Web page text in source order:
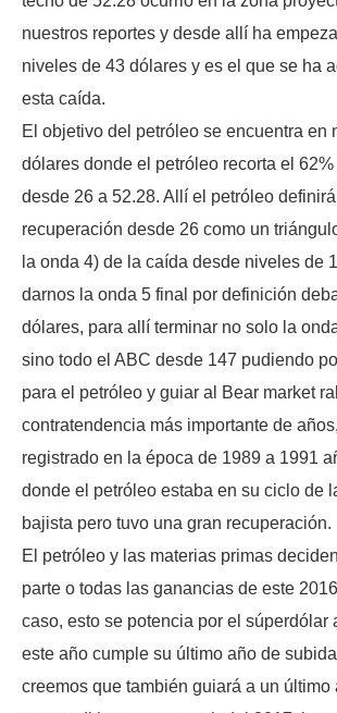
nuestros reportes y desde allí ha
niveles de 43 dólares y es el que se ha
esta caída.
El objetivo del petróleo se encuentra en
dólares donde el petróleo recorta el
desde 26 a 52.28. Allí el petróleo
recuperación desde 26 como un
la onda 4) de la caída desde niveles de
darnos la onda 5 final por definición
dólares, para allí terminar no solo la
sino todo el ABC desde 147 pudiendo
para el petróleo y guiar al Bear market
contratendencia más importante de
registrado en la época de 1989 a 1991
donde el petróleo estaba en su ciclo de
bajista pero tuvo una gran recuperación.
El petróleo y las materias primas
parte o todas las ganancias de este
caso, esto se potencia por el súperdólar
este año cumple su último año de
creemos que también guiará a un último